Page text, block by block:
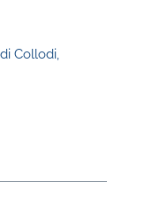
Collodi,